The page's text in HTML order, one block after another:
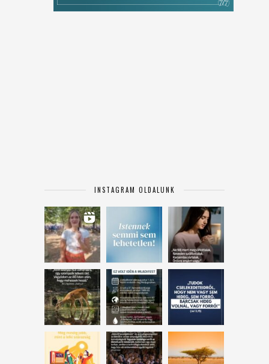
INSTAGRAM OLDALUNK